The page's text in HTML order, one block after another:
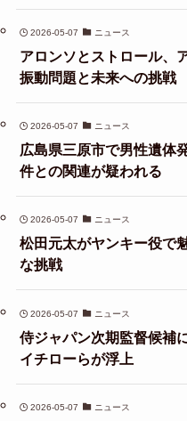
2026-05-07 ニュース
アロンソとストロール、
振動問題と未来への挑戦
2026-05-07 ニュース
広島県三原市で男性遺体
件との関連が疑われる
2026-05-07 ニュース
松田元太がヤンキー役で
な挑戦
2026-05-07 ニュース
侍ジャパン次期監督候補
イチローらが浮上
2026-05-07 ニュース